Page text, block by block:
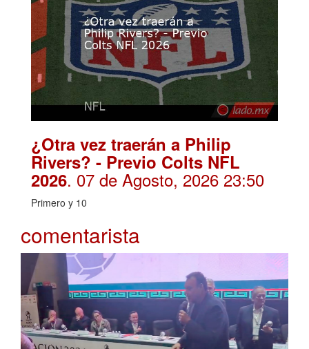
¿Otra vez traerán a Philip
Rivers? - Previo Colts NFL
2026. 07 de Agosto, 2026 23:50
Primero y 10
comentarista